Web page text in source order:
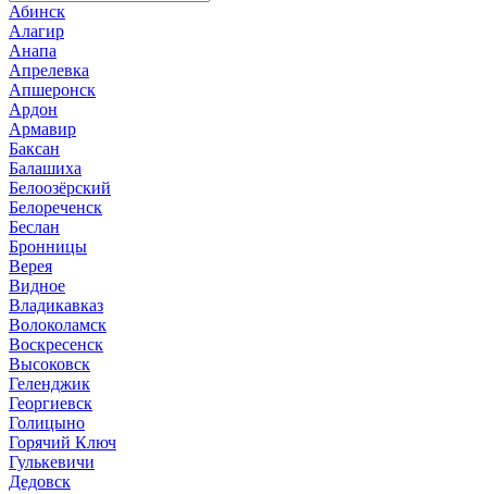
Абинск
Алагир
Анапа
Апрелевка
Апшеронск
Ардон
Армавир
Баксан
Балашиха
Белоозёрский
Белореченск
Беслан
Бронницы
Верея
Видное
Владикавказ
Волоколамск
Воскресенск
Высоковск
Геленджик
Георгиевск
Голицыно
Горячий Ключ
Гулькевичи
Дедовск